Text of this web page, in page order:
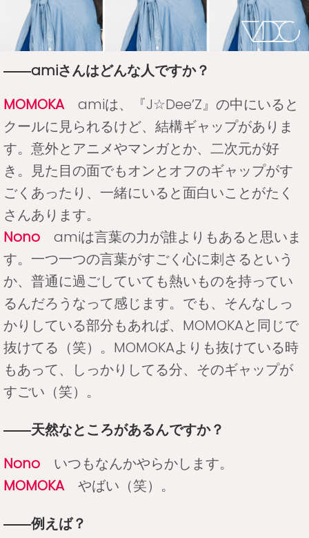
――amiさんはどんな人ですか？
MOMOKAamiは、『J☆Dee’Z』の中にいると
クールに見られるけど、結構ギャップがありま
す。意外とアニメやマンガとか、二次元が好
き。見た目の面でもオンとオフのギャップがす
ごくあったり、一緒にいると面白いことがたく
さんあります。
Nono amiは言葉の力が誰よりもあると思いま
す。一つ一つの言葉がすごく心に刺さるという
か、普通に過ごしていても熱いものを持ってい
るんだろうなって感じます。でも、そんなしっ
かりしている部分もあれば、MOMOKAと同じで
抜けてる（笑）。MOMOKAよりも抜けている時
もあって、しっかりしてる分、そのギャップが
すごい（笑）。
――天然なところがあるんですか？
Nono いつもなんかやらかします。
MOMOKAやばい（笑）。
――例えば？